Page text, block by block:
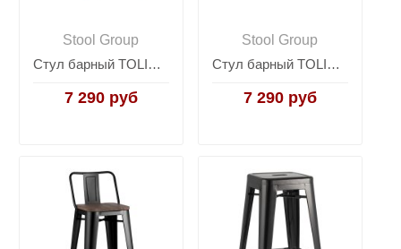
Stool Group
Стул барный TOLIX WOOD со спинкой желтый
7 290 руб
Stool Group
Стул барный TOLIX WOOD со спинкой серебристый матовый
7 290 руб